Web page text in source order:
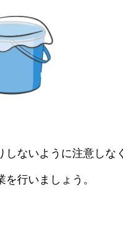
ないように注意しな
行いましょう。